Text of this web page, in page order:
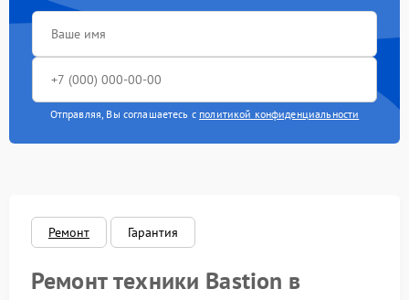
Отправляя, Вы соглашаетесь с политикой конфиденциальности
Ремонт Гарантия
Ремонт техники Bastion в